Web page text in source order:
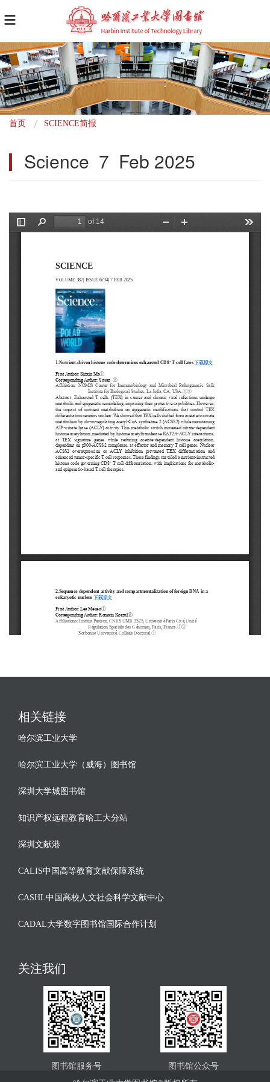
面
首页 SCIENCE简报
Science  7  Feb 2025
相关链接
哈尔滨工业大学
哈尔滨工业大学（威海）图书馆
深圳大学城图书馆
知识产权远程教育哈工大分站
深圳文献港
CALIS中国高等教育文献保障系统
CASHL中国高校人文社会科学文献中心
CADAL大学数字图书馆国际合作计划
关注我们
图书馆服务号
图书馆公众号